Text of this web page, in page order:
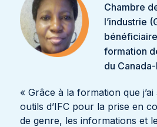
Chambre
l’industrie
formation
du Canada-
« Grâce à la formation que
outils d’IFC pour la prise en
de genre, les informations et